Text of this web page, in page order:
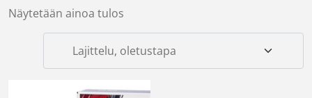
Näytetään ainoa tulos